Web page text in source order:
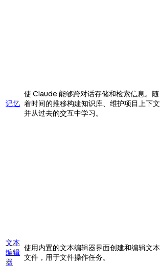
记忆
使 Claude 能够跨对话存储和检索信息。随
着时间的推移构建知识库、维护项目上下文
并从过去的交互中学习。
文本
编辑
器
使用内置的文本编辑器界面创建和编辑文本
文件，用于文件操作任务。